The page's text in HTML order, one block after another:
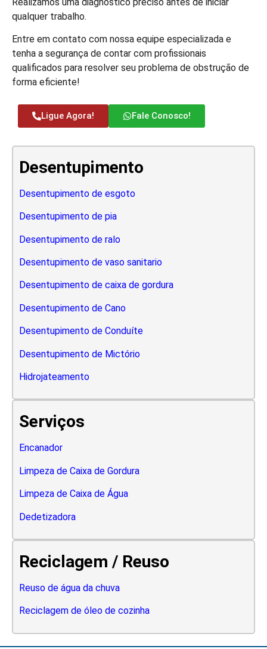
qualquer trabalho.
Entre em contato com nossa equipe especializada e
tenha a segurança de contar com profissionais
qualificados para resolver seu problema de obstrução de
forma eficiente!
Ligue Agora! Fale Conosco!
Desentupimento
Desentupimento de esgoto
Desentupimento de pia
Desentupimento de ralo
Desentupimento de vaso sanitario
Desentupimento de caixa de gordura
Desentupimento de Cano
Desentupimento de Conduíte
Desentupimento de Mictório
Hidrojateamento
Serviços
Encanador
Limpeza de Caixa de Gordura
Limpeza de Caixa de Água
Dedetizadora
Reciclagem / Reuso
Reuso de água da chuva
Reciclagem de óleo de cozinha